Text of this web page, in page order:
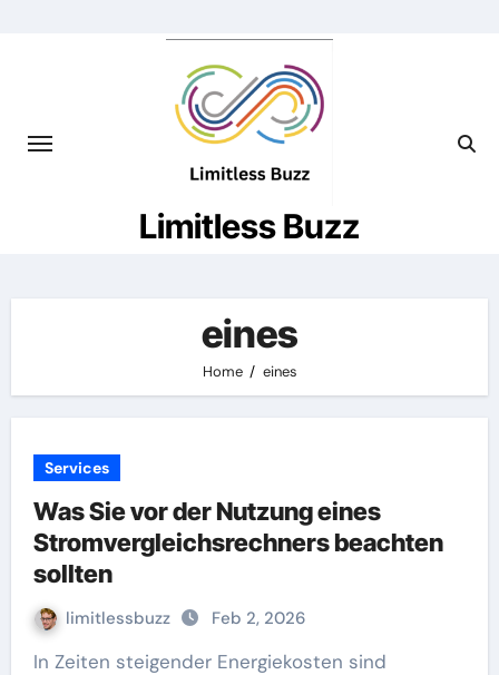
Limitless Buzz
eines
Home eines
Services
Was Sie vor der Nutzung eines
Stromvergleichsrechners beachten
sollten
limitlessbuzz Feb 2, 2026
In Zeiten steigender Energiekosten sind